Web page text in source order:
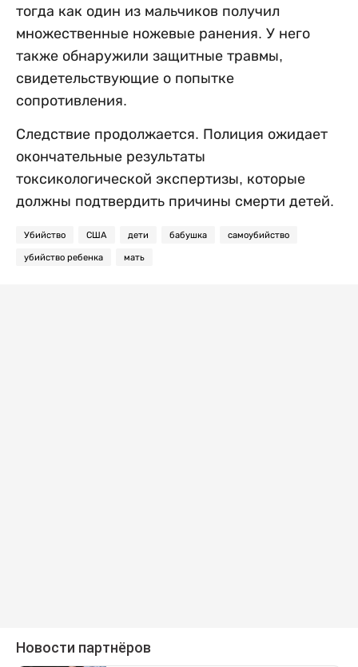
тогда как один из мальчиков получил
множественные ножевые ранения. У него
также обнаружили защитные травмы,
свидетельствующие о попытке
сопротивления.
Следствие продолжается. Полиция ожидает
окончательные результаты
токсикологической экспертизы, которые
должны подтвердить причины смерти детей.
Убийство США дети бабушка самоубийство
убийство ребенка мать